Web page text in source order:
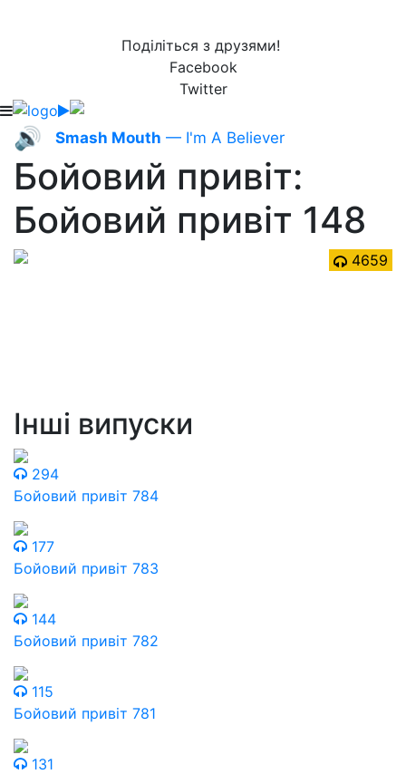
Поділіться з друзями!
Facebook
Twitter
🔊 Smash Mouth — I'm A Believer
Бойовий привіт:
Бойовий привіт 148
4659
Інші випуски
294
Бойовий привіт 784
177
Бойовий привіт 783
144
Бойовий привіт 782
115
Бойовий привіт 781
131